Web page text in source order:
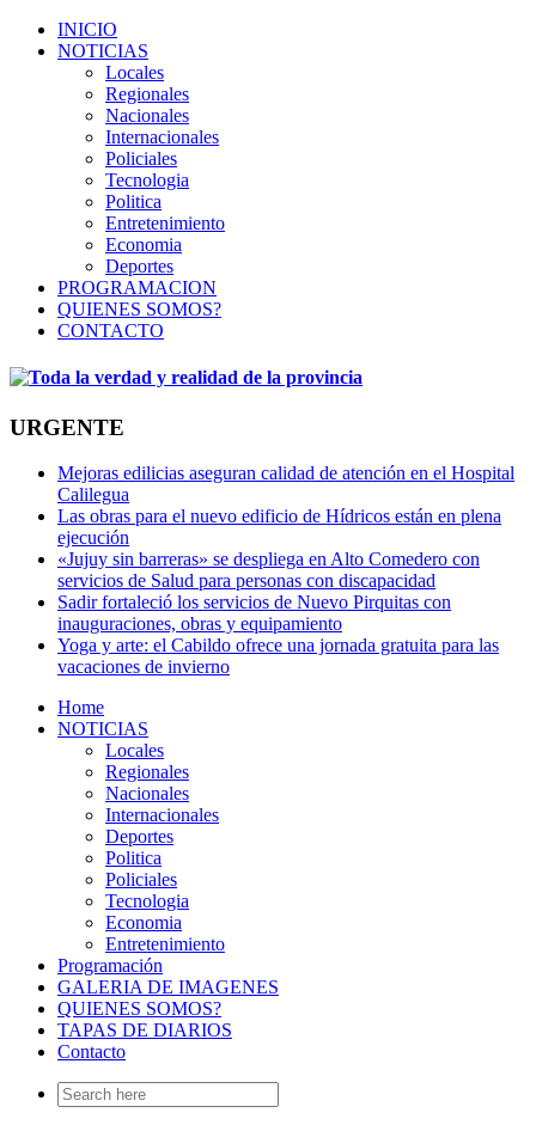
INICIO
NOTICIAS
Locales
Regionales
Nacionales
Internacionales
Policiales
Tecnologia
Politica
Entretenimiento
Economia
Deportes
PROGRAMACION
QUIENES SOMOS?
CONTACTO
URGENTE
Mejoras edilicias aseguran calidad de atención en el Hospital
Calilegua
Las obras para el nuevo edificio de Hídricos están en plena
ejecución
«Jujuy sin barreras» se despliega en Alto Comedero con
servicios de Salud para personas con discapacidad
Sadir fortaleció los servicios de Nuevo Pirquitas con
inauguraciones, obras y equipamiento
Yoga y arte: el Cabildo ofrece una jornada gratuita para las
vacaciones de invierno
Home
NOTICIAS
Locales
Regionales
Nacionales
Internacionales
Deportes
Politica
Policiales
Tecnologia
Economia
Entretenimiento
Programación
GALERIA DE IMAGENES
QUIENES SOMOS?
TAPAS DE DIARIOS
Contacto
Search
for: